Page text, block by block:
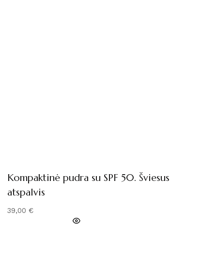
Kompaktinė pudra su SPF 50. Šviesus
atspalvis
39,00 €